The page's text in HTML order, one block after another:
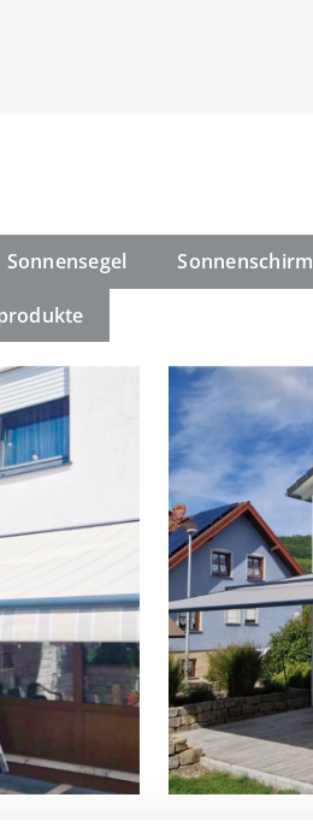
Sonnensegel Sonnenschirm